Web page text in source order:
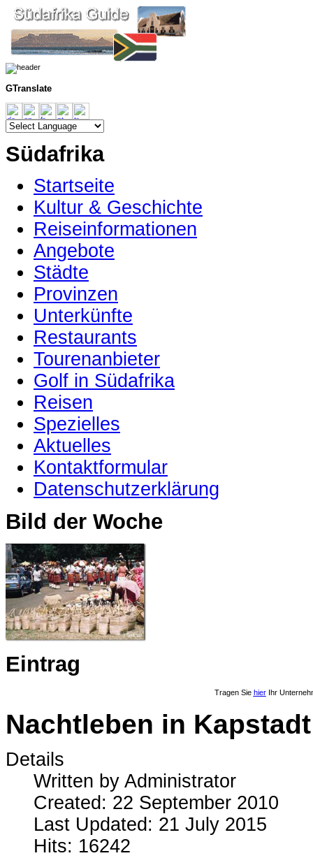
GTranslate
Südafrika
Startseite
Kultur & Geschichte
Reiseinformationen
Angebote
Städte
Provinzen
Unterkünfte
Restaurants
Tourenanbieter
Golf in Südafrika
Reisen
Spezielles
Aktuelles
Kontaktformular
Datenschutzerklärung
Bild der Woche
Eintrag
Tragen Sie hierIhr
Nachtleben in Kapstadt
Details
Written by Administrator
Created: 22 September 2010
Last Updated: 21 July 2015
Hits: 16242